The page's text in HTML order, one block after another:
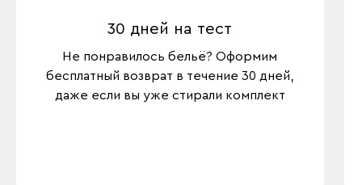
30 дней на тест
Не понравилось бельё? Оформим
бесплатный возврат в течение 30 дней,
даже если вы уже стирали комплект